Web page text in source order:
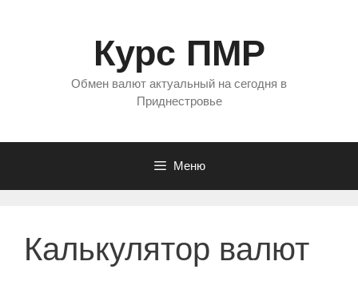
Курс ПМР
Обмен валют актуальный на сегодня в
Приднестровье
Меню
Калькулятор валют